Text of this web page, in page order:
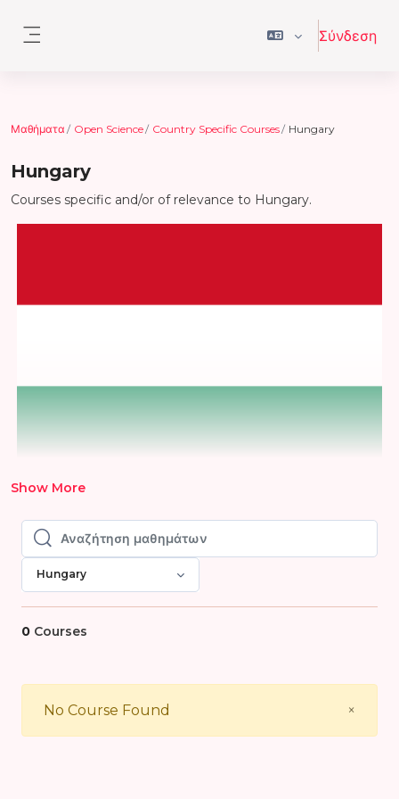
Σύνδεση
Μαθήματα Open Science Country Specific Courses Hungary
Hungary
Courses specific and/or of relevance to Hungary.
Show More
Αναζήτηση μαθημάτων
Αναζήτηση μαθημάτων
Hungary
0 Courses
×
No Course Found